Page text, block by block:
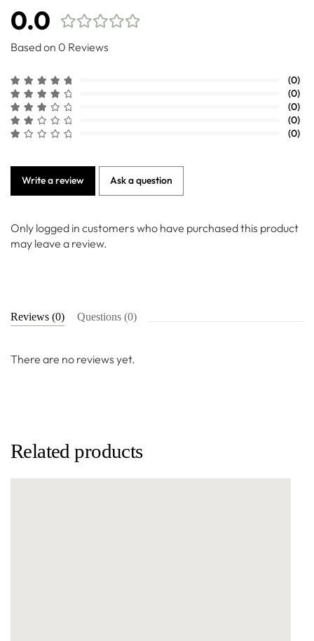
0.0
Based on 0 Reviews
(0)
(0)
(0)
(0)
(0)
Write a review Ask a question
Only logged in customers who have purchased this product
may leave a review.
Reviews (0) Questions (0)
There are no reviews yet.
Related products